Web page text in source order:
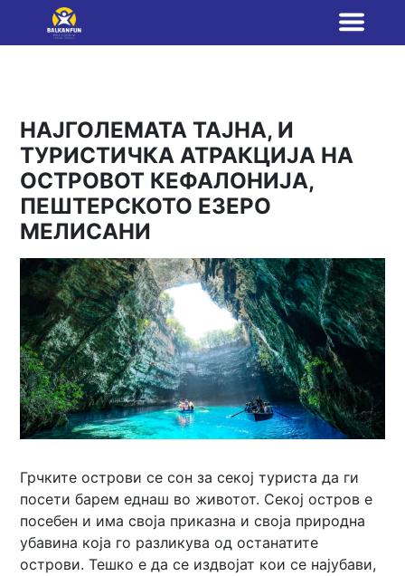
НАЈГОЛЕМАТА ТАЈНА, И
ТУРИСТИЧКА АТРАКЦИЈА НА
ОСТРОВОТ КЕФАЛОНИЈА,
ПЕШТЕРСКОТО ЕЗЕРО
МЕЛИСАНИ
Грчките острови се сон за секој туриста да ги
посети барем еднаш во животот. Секој остров е
посебен и има своја приказна и своја природна
убавина која го разликува од останатите
острови. Тешко е да се издвојат кои се најубави,